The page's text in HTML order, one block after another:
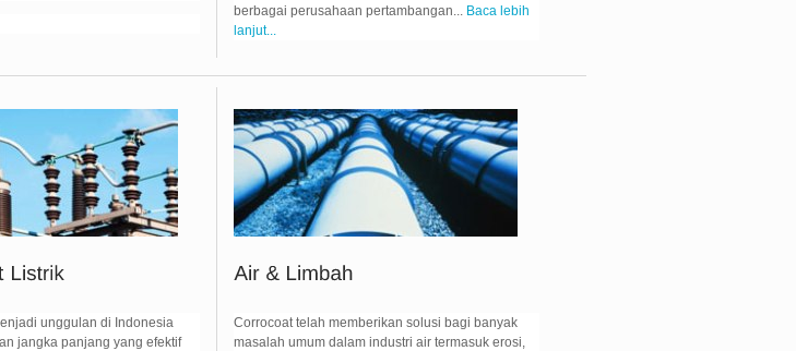
berbagai perusahaan pertambangan... Baca lebih
lanjut...
unggulan di Indonesia
jangka panjang yang efektif
Corrocoat telah memberikan solusi bagi banyak
masalah umum dalam industri air termasuk erosi,